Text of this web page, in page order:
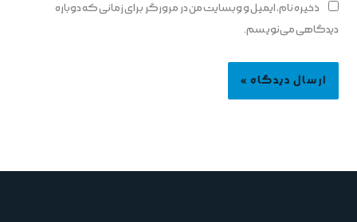
ذخیره نام، ایمیل و وبسایت من در مرورگر برای زمانی که دوباره
دیدگاهی می‌نویسم.